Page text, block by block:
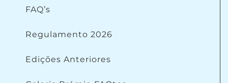
FAQ’s
Regulamento 2026
Edições Anteriores